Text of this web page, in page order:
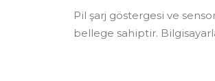
Pil şarj göstergesi ve
bellege sahiptir.